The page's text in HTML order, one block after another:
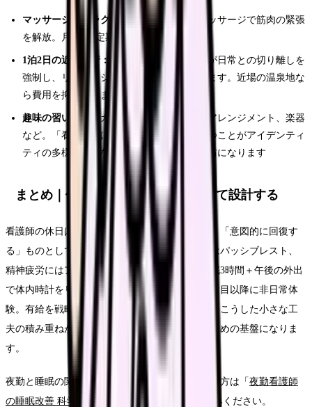
マッサージ・リラクゼーション：
60分のマッサージで筋肉の緊張
を解放。月1回の定期ケアがおすすめ
1泊2日の近場旅行： 「泊まる」という行為が日常との切り離しを
強制し、リフレッシュ効果を飛躍的に高めます。近場の温泉地な
ら費用を抑えられます
趣味の習い事：
ヨガ教室、陶芸、フラワーアレンジメント、楽器
など。「看護師ではない自分」の時間を持つことがアイデンティ
ティの多様化につながり、バーンアウト予防になります
まとめ｜休日を「回復の技術」として設計する
看護師の休日は「なんとなく過ごす」ではなく、「意図的に回復す
る」ものとして設計してください。身体疲労にはパッシブレスト、
精神疲労にはアクティブレスト。夜勤明けは仮眠3時間＋午後の外出
で体内時計をリセット。連休は1日目に回復、2日目以降に非日常体
験。有給を戦略的に使って月1回の3連休を作る。こうした小さな工
夫の積み重ねが、長く看護師として働き続けるための基盤になりま
す。
夜勤と睡眠の関係についてさらに詳しく知りたい方は「 夜勤看護師
の睡眠改善 科学的アプローチ
」もあわせてお読みください。